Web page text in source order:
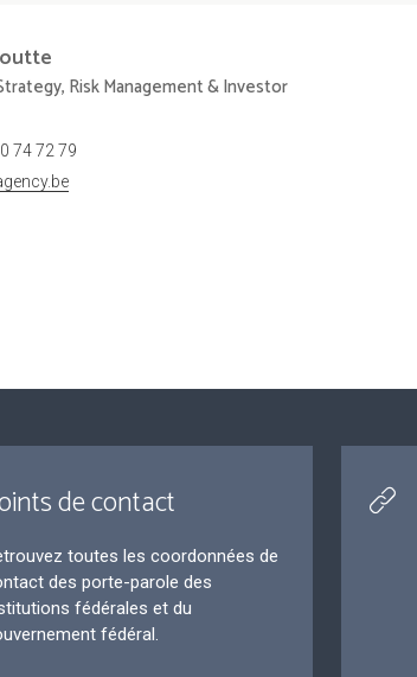
Risk Management & Investor
74 72 79
de contact
toutes les coordonnées de
des porte-parole des
fédérales et du
fédéral.